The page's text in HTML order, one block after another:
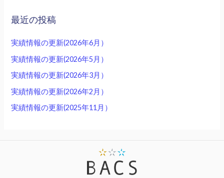
最近の投稿
実績情報の更新(2026年6月）
実績情報の更新(2026年5月）
実績情報の更新(2026年3月）
実績情報の更新(2026年2月）
実績情報の更新(2025年11月）